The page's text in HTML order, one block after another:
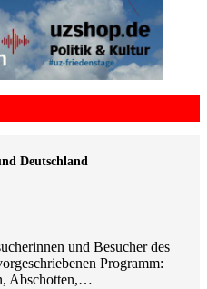
Deutschland
und Besucher des
Programm:
Abschotten,…